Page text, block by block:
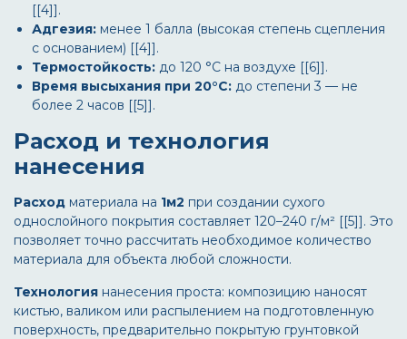
[[4]].
Адгезия: менее 1 балла (высокая степень сцепления
с основанием) [[4]].
Термостойкость: до 120 °C на воздухе [[6]].
Время высыхания при 20°C: до степени 3 — не
более 2 часов [[5]].
Расход и технология
нанесения
Расход материала на 1м2 при создании сухого
однослойного покрытия составляет 120–240 г/м² [[5]]. Это
позволяет точно рассчитать необходимое количество
материала для объекта любой сложности.
Технология нанесения проста: композицию наносят
кистью, валиком или распылением на подготовленную
поверхность, предварительно покрытую грунтовкой